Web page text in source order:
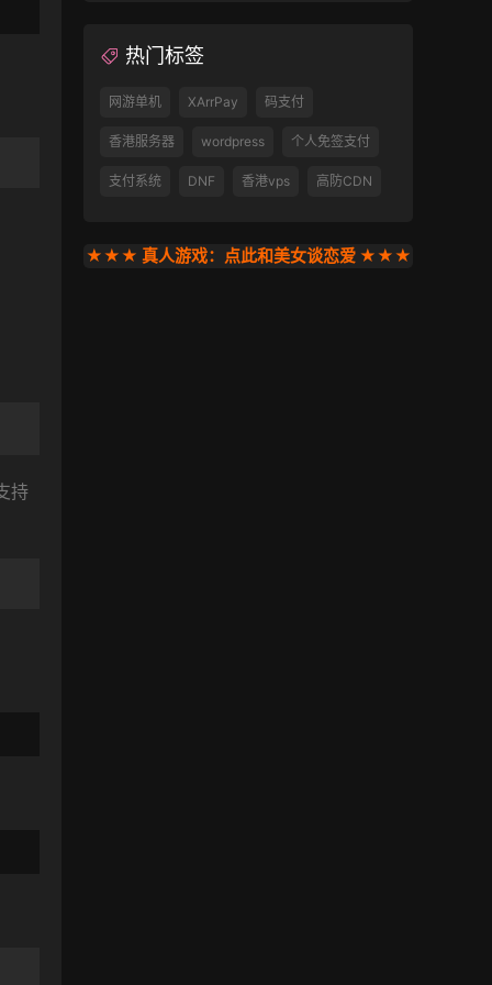
持
热门标签
网游单机 XArrPay 码支付
香港服务器 wordpress 个人免签支付
支付系统 DNF 香港vps 高防CDN
★★★ 真人游戏：点此和美女谈恋爱 ★★★